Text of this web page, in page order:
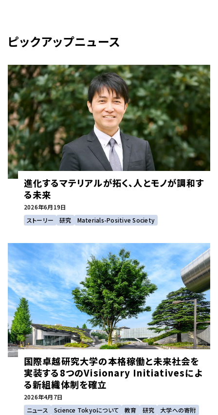
ピックアップニュース
進化するマテリアルが拓く、人とモノが調和す
る未来
2026年6月19日
ストーリー
研究 Materials-Positive Society
国際卓越研究大学の本格稼働と未来社会を
実装する8つのVisionary Initiativesによ
る新組織体制を確立
2026年4月7日
ニュース
Science Tokyoについて 教育 研究 大学への寄附